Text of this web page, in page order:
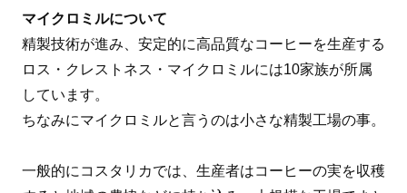
マイクロミルについて
精製技術が進み、安定的に高品質なコーヒーを生産する
ロス・クレストネス・マイクロミルには10家族が所属
しています。
ちなみにマイクロミルと言うのは小さな精製工場の事。
一般的にコスタリカでは、生産者はコーヒーの実を収穫